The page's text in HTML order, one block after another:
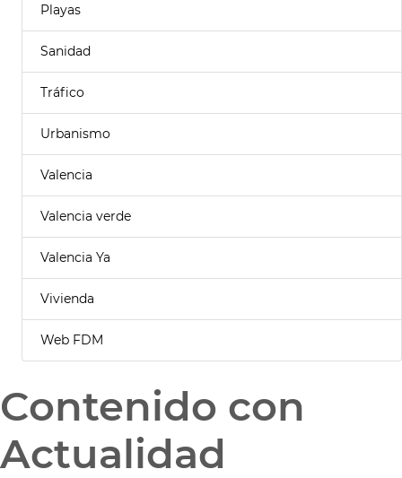
Playas
Sanidad
Tráfico
Urbanismo
Valencia
Valencia verde
Valencia Ya
Vivienda
Web FDM
Contenido con
Actualidad